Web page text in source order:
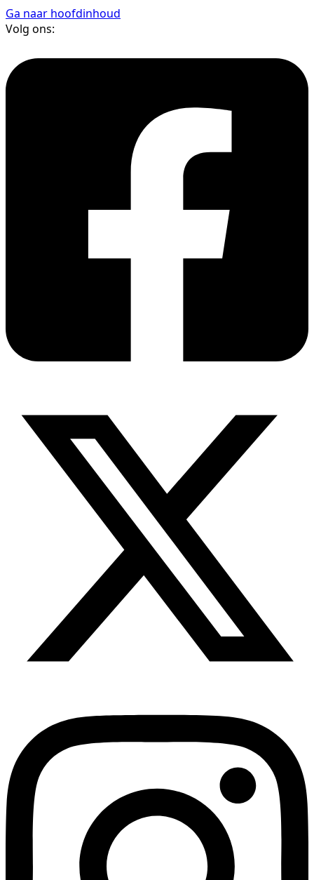
Ga naar hoofdinhoud
Volg ons: